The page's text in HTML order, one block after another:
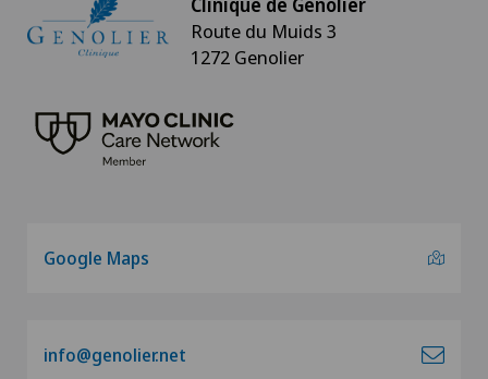
Route du Muids 3
1272 Genolier
Google Maps
info@genolier.net